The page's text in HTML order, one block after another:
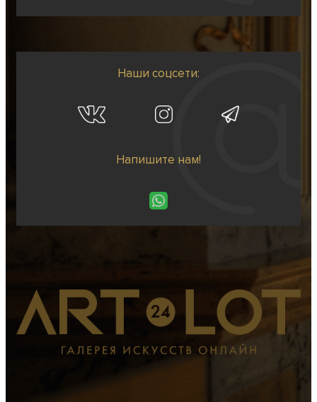
Наши соцсети:
Напишите нам!